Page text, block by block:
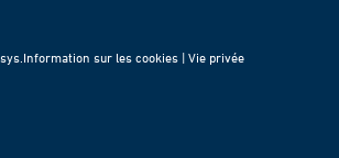
Information sur les cookies | Vie privée